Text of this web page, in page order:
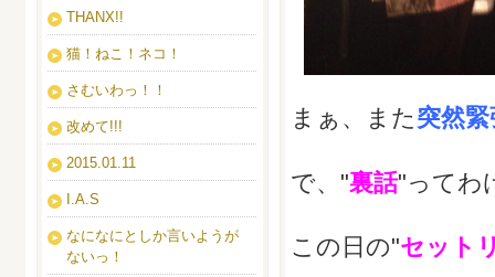
まぁ、また 突然
で、"裏話"ってわ
この日の"セット
THANX!!
猫！ねこ！ネコ！
さむいわっ！！
改めて!!!
2015.01.11
I.A.S
なになにとしか言いようが
ないっ！